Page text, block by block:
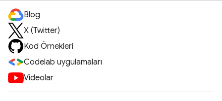
Blog
X (Twitter)
Kod Örnekleri
Codelab uygulamaları
Videolar